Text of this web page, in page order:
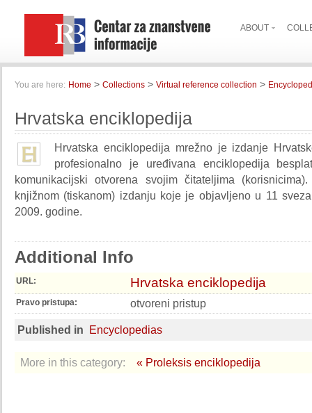
ABOUT
You are here: Home > Collections > Virtual reference collection >
Hrvatska enciklopedija
Hrvatska enciklopedija mrežno je izdanje
profesionalno je uređivana enciklopedija
komunikacijski otvorena svojim čitateljima
knjižnom (tiskanom) izdanju koje je objavljeno u 11
2009. godine.
Additional Info
URL: Hrvatska enciklopedija
Pravo pristupa: otvoreni pristup
Published in Encyclopedias
More in this category: « Proleksis enciklopedija